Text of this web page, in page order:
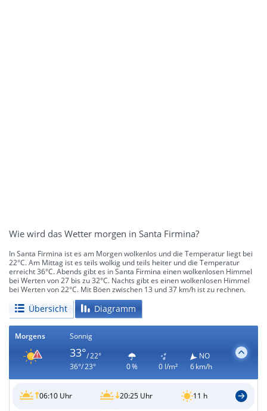
Wie wird das Wetter morgen in Santa Firmina?
In Santa Firmina ist es am Morgen wolkenlos und die Temperatur liegt bei
22°C. Am Mittag ist es teils wolkig und teils heiter und die Temperatur
erreicht 36°C. Abends gibt es in Santa Firmina einen wolkenlosen Himmel
bei Werten von 27 bis zu 32°C. Nachts gibt es einen wolkenlosen Himmel
bei Werten von 22°C. Mit Böen zwischen 13 und 37 km/h ist zu rechnen.
Übersicht Diagramm
Morgens Sonnig
33°/ 22°
36°/ 23°
0 % 0 l/m²
NO
6 km/h
06:10 Uhr 20:25 Uhr 11 h